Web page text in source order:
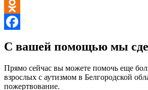
VK
Odnoklassniki
С вашей помощью мы
Прямо сейчас вы можете помочь еще
взрослых с аутизмом в Белгородской
пожертвование.